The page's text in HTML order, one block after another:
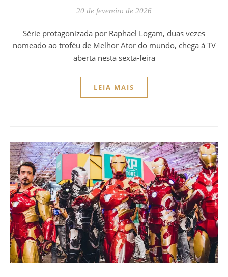
20 de fevereiro de 2026
Série protagonizada por Raphael Logam, duas vezes
nomeado ao troféu de Melhor Ator do mundo, chega à TV
aberta nesta sexta-feira
LEIA MAIS